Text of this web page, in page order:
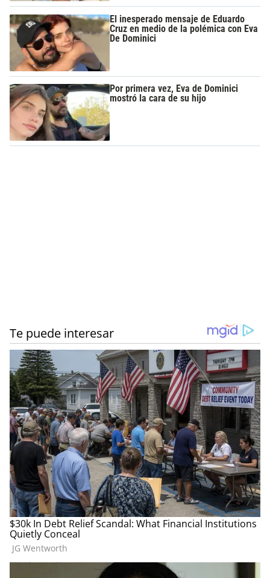
El inesperado mensaje de Eduardo
Cruz en medio de la polémica con Eva
De Dominici
Por primera vez, Eva de Dominici
mostró la cara de su hijo